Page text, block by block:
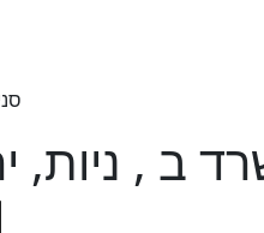
ב , ניות,